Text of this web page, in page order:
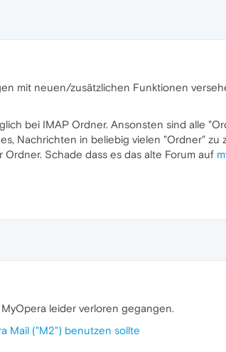
mit neuen/zusätzlichen Funktionen
bei IMAP Ordner. Ansonsten sind alle
Nachrichten in beliebig vielen "Ordner" zu
Schade dass es das alte Forum auf
leider verloren gegangen.
Mail ("M2") benutzen sollte